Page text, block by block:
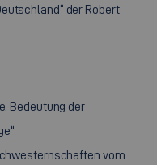
der Robert
Bedeutung der
vom